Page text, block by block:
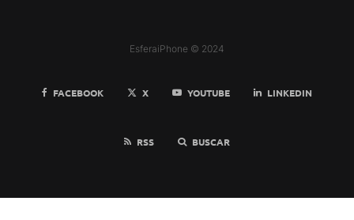
EsferaiPhone © 2024
FACEBOOK X YOUTUBE LINKEDIN
RSS BUSCAR